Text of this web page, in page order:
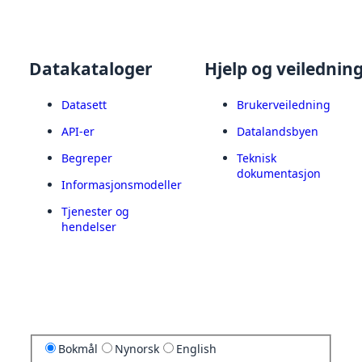
Datakataloger
Datasett
API-er
Begreper
Informasjonsmodeller
Tjenester og
hendelser
Hjelp og
Brukerveiledning
Datalandsbyen
Teknisk
dokumentasjon
Bokmål Nynorsk English